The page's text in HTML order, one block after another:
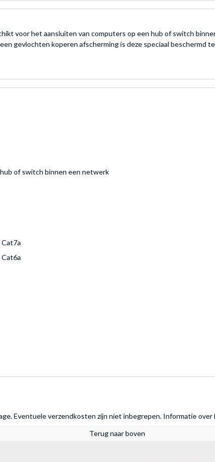
voor het aansluiten van computers op een hub of switch
gevlochten koperen afscherming is deze speciaal
of switch binnen een netwerk
Cat7a
Cat6a
Eventuele verzendkosten zijn niet inbegrepen. Informatie over
Terug naar boven